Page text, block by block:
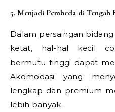
5. Menjadi Pembeda di Tengah
Dalam persaingan
ketat, hal-hal kecil
bermutu tinggi dapat
Akomodasi yang
lengkap dan premium
lebih banyak.